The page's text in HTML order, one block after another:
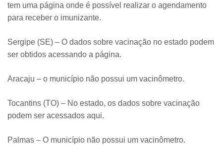
tem uma página onde é possível realizar o agendamento
para receber o imunizante.
Sergipe (SE) – O dados sobre vacinação no estado podem
ser obtidos acessando a página.
Aracaju – o município não possui um vacinômetro.
Tocantins (TO) – No estado, os dados sobre vacinação
podem ser acessados aqui.
Palmas – O município não possui um vacinômetro.